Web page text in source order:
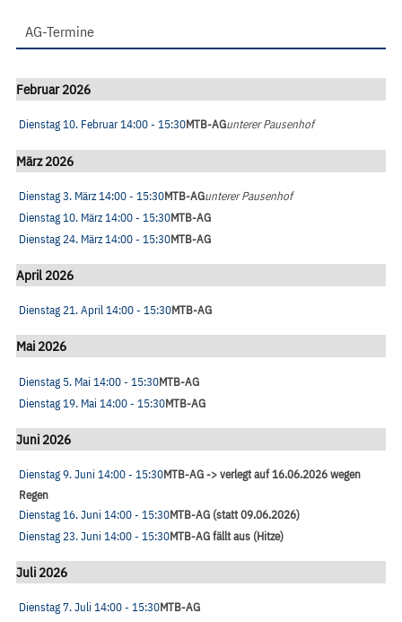
AG-Termine
Februar 2026
Dienstag 10. Februar14:00- 15:30MTB-AGunterer Pausenhof
März 2026
Dienstag 3. März14:00- 15:30MTB-AGunterer Pausenhof
Dienstag 10. März14:00- 15:30MTB-AG
Dienstag 24. März14:00- 15:30MTB-AG
April 2026
Dienstag 21. April14:00- 15:30MTB-AG
Mai 2026
Dienstag 5. Mai 14:00- 15:30MTB-AG
Dienstag 19. Mai 14:00- 15:30MTB-AG
Juni 2026
Dienstag 9. Juni 14:00- 15:30MTB-AG -> verlegt auf 16.06.2026 wegen
Regen
Dienstag 16. Juni 14:00- 15:30MTB-AG (statt 09.06.2026)
Dienstag 23. Juni 14:00- 15:30MTB-AG fällt aus (Hitze)
Juli 2026
Dienstag 7. Juli 14:00- 15:30MTB-AG